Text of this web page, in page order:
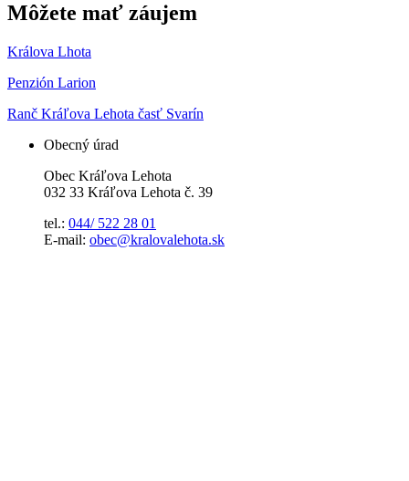
Môžete mať záujem
Králova Lhota
Penzión Larion
Ranč Kráľova Lehota časť Svarín
Obecný úrad
Obec Kráľova Lehota
032 33 Kráľova Lehota č. 39
tel.: 044/ 522 28 01
E-mail: obec@kralovalehota.sk